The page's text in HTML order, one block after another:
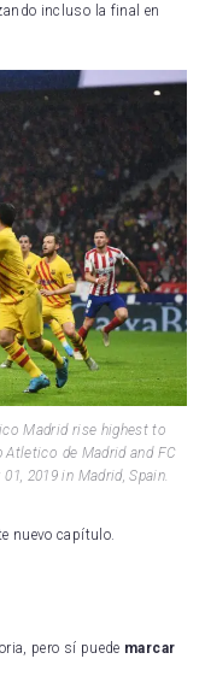
incluso la final en
Madrid rise highest to
Atletico de Madrid and FC
2019 in Madrid, Spain.
nuevo capítulo.
pero sí puede marcar